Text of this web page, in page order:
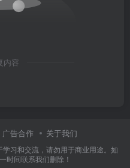
内容
广告合作 关于我们
习和交流，请勿用于商业用途。如
时间联系我们删除！